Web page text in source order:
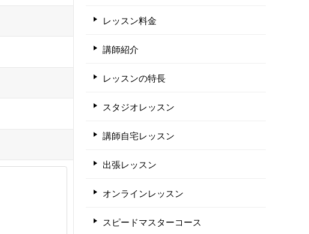
レッスン料金
講師紹介
レッスンの特長
スタジオレッスン
講師自宅レッスン
出張レッスン
オンラインレッスン
スピードマスターコース